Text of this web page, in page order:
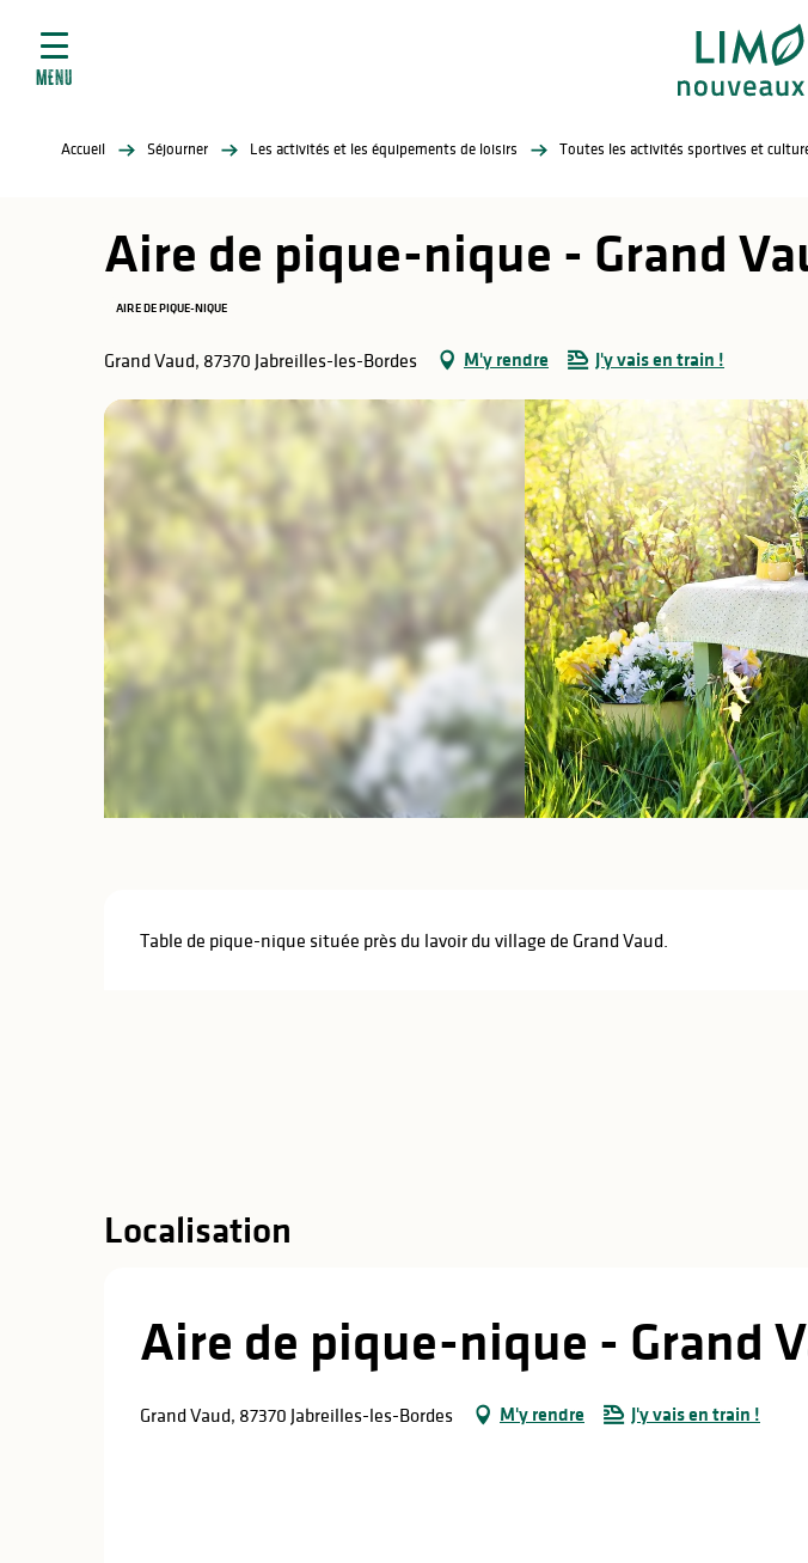
contenu
MENU
Accueil Séjourner Les activités et les équipements de loisirs Toutes les activités sportives et
Aire de pique-nique - Grand
AIRE DE PIQUE-NIQUE
Grand Vaud, 87370 Jabreilles-les-Bordes M'y rendre J'y vais en train !
Description
Table de pique-nique située près du lavoir du village de Grand Vaud.
Localisation
Aire de pique-nique - Grand
Grand Vaud, 87370 Jabreilles-les-Bordes M'y rendre J'y vais en train !